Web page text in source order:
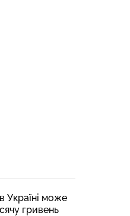
Україні може
гривень